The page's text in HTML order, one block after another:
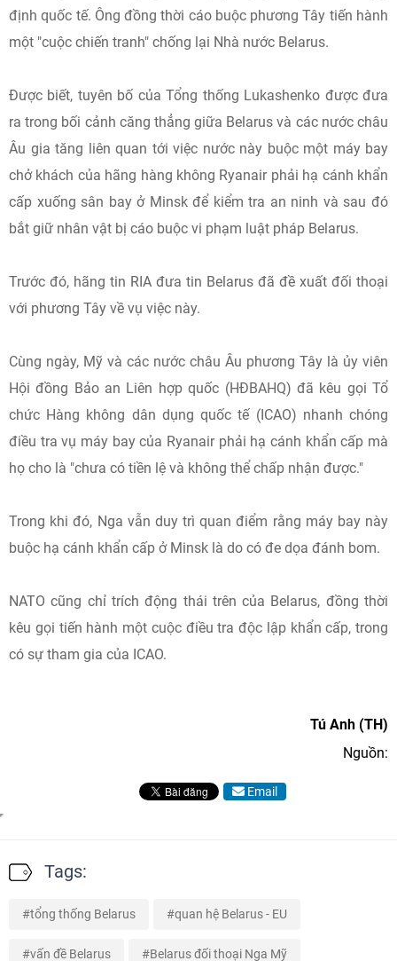
định quốc tế. Ông đồng thời cáo buộc phương Tây tiến hành
một "cuộc chiến tranh" chống lại Nhà nước Belarus.
Được biết, tuyên bố của Tổng thống Lukashenko được đưa
ra trong bối cảnh căng thẳng giữa Belarus và các nước châu
Âu gia tăng liên quan tới việc nước này buộc một máy bay
chở khách của hãng hàng không Ryanair phải hạ cánh khẩn
cấp xuống sân bay ở Minsk để kiểm tra an ninh và sau đó
bắt giữ nhân vật bị cáo buộc vi phạm luật pháp Belarus.
Trước đó, hãng tin RIA đưa tin Belarus đã đề xuất đối thoại
với phương Tây về vụ việc này.
Cùng ngày, Mỹ và các nước châu Âu phương Tây là ủy viên
Hội đồng Bảo an Liên hợp quốc (HĐBAHQ) đã kêu gọi Tổ
chức Hàng không dân dụng quốc tế (ICAO) nhanh chóng
điều tra vụ máy bay của Ryanair phải hạ cánh khẩn cấp mà
họ cho là "chưa có tiền lệ và không thể chấp nhận được."
Trong khi đó, Nga vẫn duy trì quan điểm rằng máy bay này
buộc hạ cánh khẩn cấp ở Minsk là do có đe dọa đánh bom.
NATO cũng chỉ trích động thái trên của Belarus, đồng thời
kêu gọi tiến hành một cuộc điều tra độc lập khẩn cấp, trong
có sự tham gia của ICAO.
Tú Anh (TH)
Nguồn:
Email
Tags:
tổng thống Belarus quan hệ Belarus - EU
vấn đề Belarus Belarus đối thoại Nga Mỹ